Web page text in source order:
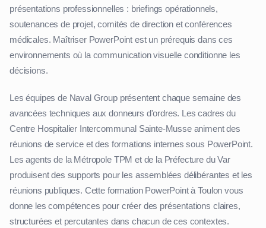
présentations professionnelles : briefings opérationnels,
soutenances de projet, comités de direction et conférences
médicales. Maîtriser PowerPoint est un prérequis dans ces
environnements où la communication visuelle conditionne les
décisions.
Les équipes de Naval Group présentent chaque semaine des
avancées techniques aux donneurs d'ordres. Les cadres du
Centre Hospitalier Intercommunal Sainte-Musse animent des
réunions de service et des formations internes sous PowerPoint.
Les agents de la Métropole TPM et de la Préfecture du Var
produisent des supports pour les assemblées délibérantes et les
réunions publiques. Cette formation PowerPoint à Toulon vous
donne les compétences pour créer des présentations claires,
structurées et percutantes dans chacun de ces contextes.